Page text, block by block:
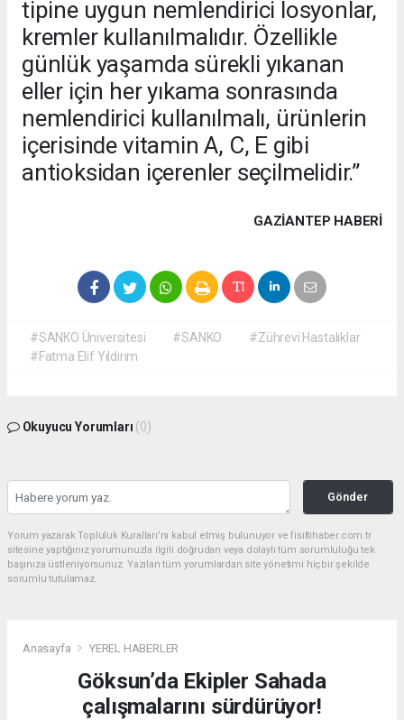
tipine uygun nemlendirici losyonlar,
kremler kullanılmalıdır. Özellikle
günlük yaşamda sürekli yıkanan
eller için her yıkama sonrasında
nemlendirici kullanılmalı, ürünlerin
içerisinde vitamin A, C, E gibi
antioksidan içerenler seçilmelidir.”
GAZIANTEP HABERİ
#SANKO Üniversitesi #SANKO
#Zührevi Hastalıklar
#Fatma Elif Yıldırım
Okuyucu Yorumları (0)
Gönder
Yorum yazarak Topluluk Kuralları’nı kabul etmiş bulunuyor ve fisiltihaber.com.tr
sitesine yaptığınız yorumunuzla ilgili doğrudan veya dolaylı tüm sorumluluğu tek
başınıza üstleniyorsunuz. Yazılan tüm yorumlardan site yönetimi hiçbir şekilde
sorumlu tutulamaz.
Anasayfa YEREL HABERLER
Göksun’da Ekipler Sahada
çalışmalarını sürdürüyor!